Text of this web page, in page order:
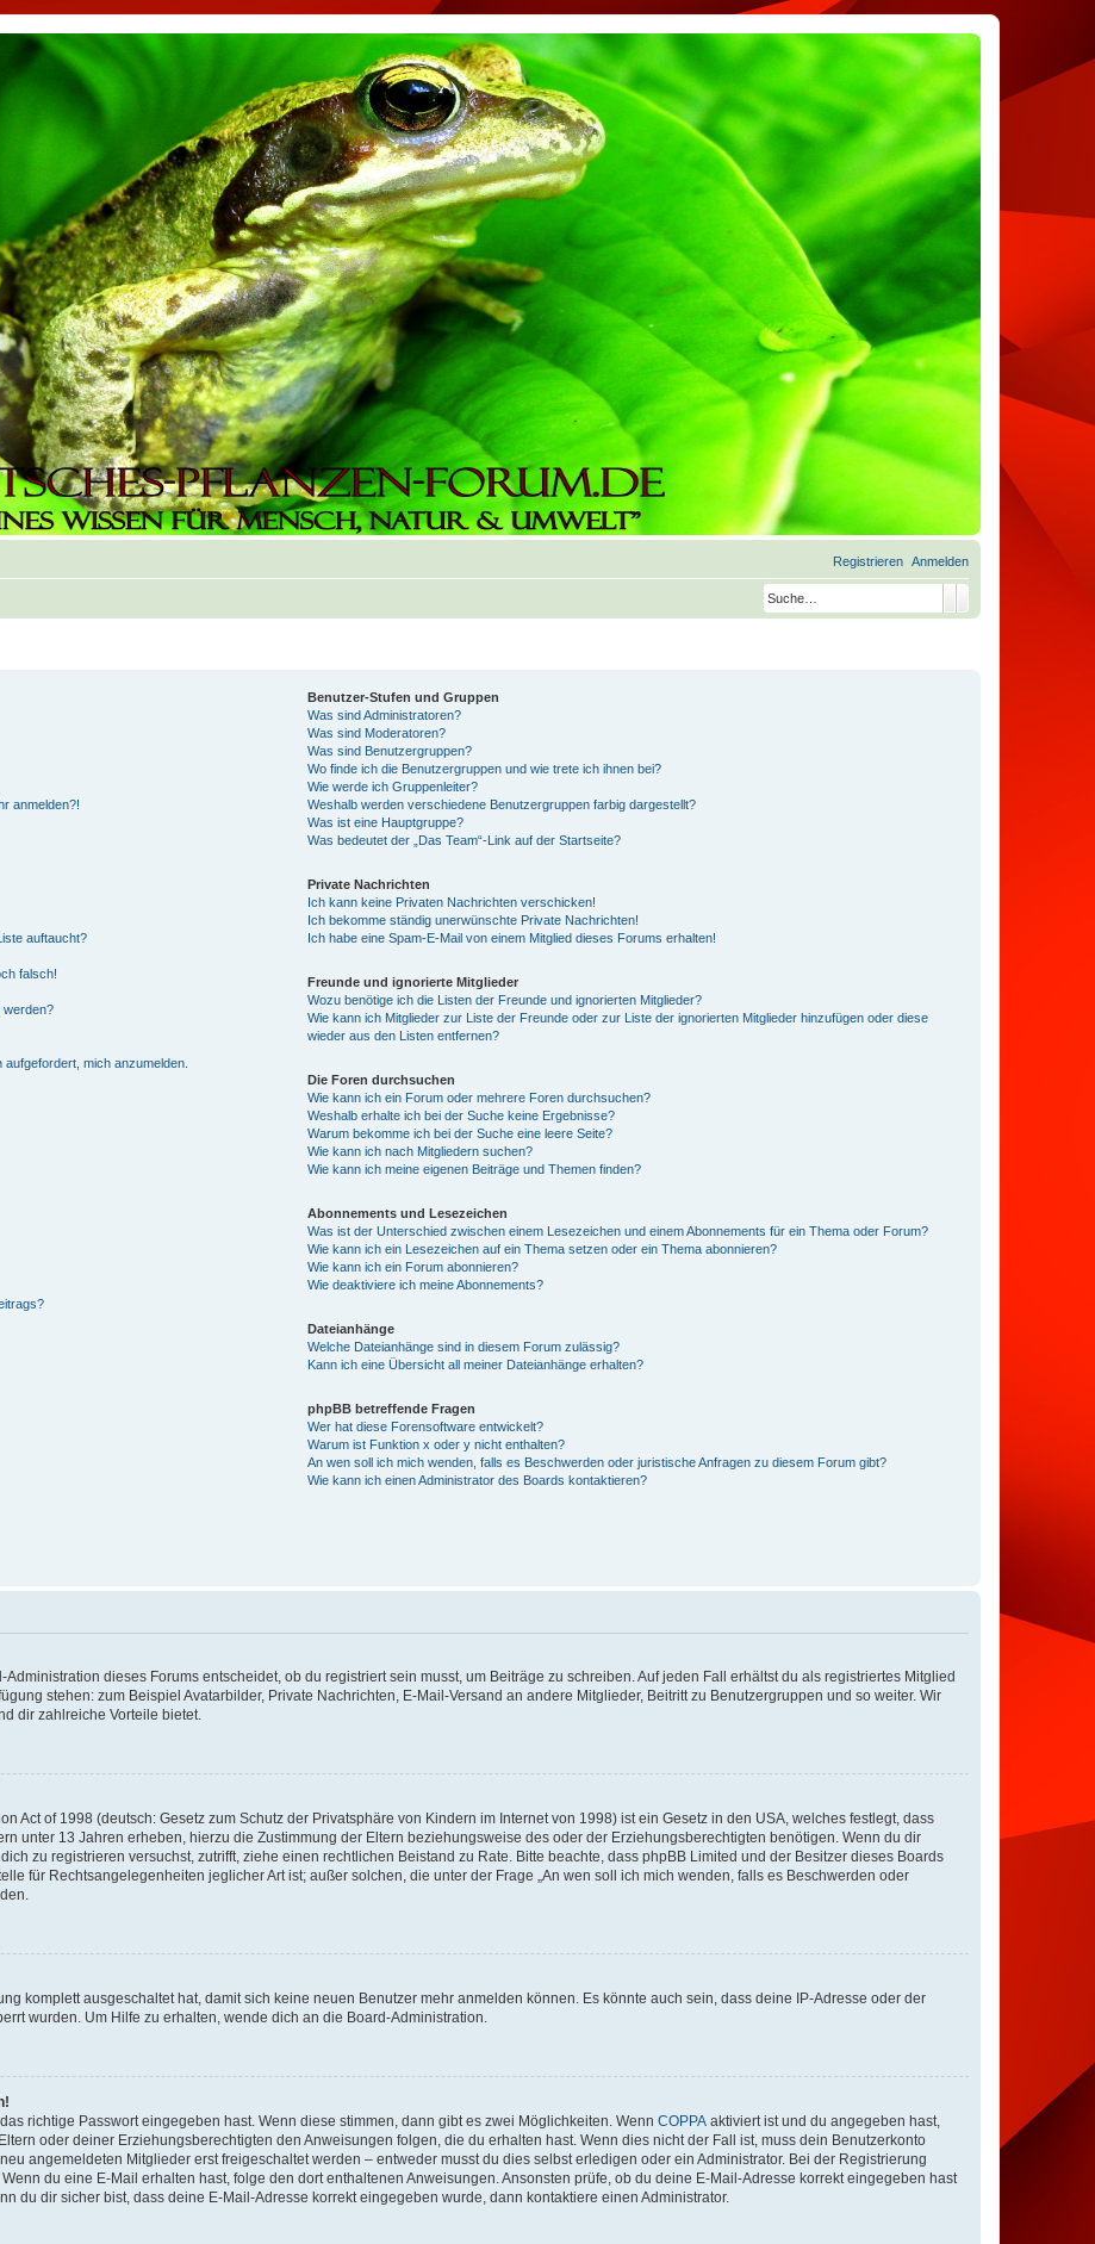
Anmelden
Registrieren
anmelden?!
auftaucht?
falsch!
werden?
mich anzumelden.
Benutzer-Stufen und Gruppen
Was sind Administratoren?
Was sind Moderatoren?
Was sind Benutzergruppen?
Wo finde ich die Benutzergruppen und wie trete ich ihnen bei?
Wie werde ich Gruppenleiter?
Weshalb werden verschiedene Benutzergruppen farbig dargestellt?
Was ist eine Hauptgruppe?
Was bedeutet der „Das Team“-Link auf der Startseite?
Private Nachrichten
Ich kann keine Privaten Nachrichten verschicken!
Ich bekomme ständig unerwünschte Private Nachrichten!
Ich habe eine Spam-E-Mail von einem Mitglied dieses Forums erhalten!
Freunde und ignorierte Mitglieder
Wozu benötige ich die Listen der Freunde und ignorierten Mitglieder?
Wie kann ich Mitglieder zur Liste der Freunde oder zur Liste der ignorierten Mitglieder hinzufügen oder diese
wieder aus den Listen entfernen?
Die Foren durchsuchen
Wie kann ich ein Forum oder mehrere Foren durchsuchen?
Weshalb erhalte ich bei der Suche keine Ergebnisse?
Warum bekomme ich bei der Suche eine leere Seite?
Wie kann ich nach Mitgliedern suchen?
Wie kann ich meine eigenen Beiträge und Themen finden?
Abonnements und Lesezeichen
Was ist der Unterschied zwischen einem Lesezeichen und einem Abonnements für ein Thema oder Forum?
Wie kann ich ein Lesezeichen auf ein Thema setzen oder ein Thema abonnieren?
Wie kann ich ein Forum abonnieren?
Wie deaktiviere ich meine Abonnements?
Dateianhänge
Welche Dateianhänge sind in diesem Forum zulässig?
Kann ich eine Übersicht all meiner Dateianhänge erhalten?
phpBB betreffende Fragen
Wer hat diese Forensoftware entwickelt?
Warum ist Funktion x oder y nicht enthalten?
An wen soll ich mich wenden, falls es Beschwerden oder juristische Anfragen zu diesem Forum gibt?
Wie kann ich einen Administrator des Boards kontaktieren?
dieses Forums entscheidet, ob du registriert sein musst, um Beiträge zu schreiben. Auf jeden Fall erhältst du als registriertes Mitglied
stehen: zum Beispiel Avatarbilder, Private Nachrichten, E-Mail-Versand an andere Mitglieder, Beitritt zu Benutzergruppen und so weiter. Wir
dir zahlreiche Vorteile bietet.
Act of 1998 (deutsch: Gesetz zum Schutz der Privatsphäre von Kindern im Internet von 1998) ist ein Gesetz in den USA, welches festlegt, dass
unter 13 Jahren erheben, hierzu die Zustimmung der Eltern beziehungsweise des oder der Erziehungsberechtigten benötigen. Wenn du dir
zu registrieren versuchst, zutrifft, ziehe einen rechtlichen Beistand zu Rate. Bitte beachte, dass phpBB Limited und der Besitzer dieses Boards
für Rechtsangelegenheiten jeglicher Art ist; außer solchen, die unter der Frage „An wen soll ich mich wenden, falls es Beschwerden oder
komplett ausgeschaltet hat, damit sich keine neuen Benutzer mehr anmelden können. Es könnte auch sein, dass deine IP-Adresse oder der
wurden. Um Hilfe zu erhalten, wende dich an die Board-Administration.
richtige Passwort eingegeben hast. Wenn diese stimmen, dann gibt es zwei Möglichkeiten. Wenn COPPA aktiviert ist und du angegeben hast,
oder deiner Erziehungsberechtigten den Anweisungen folgen, die du erhalten hast. Wenn dies nicht der Fall ist, muss dein Benutzerkonto
angemeldeten Mitglieder erst freigeschaltet werden – entweder musst du dies selbst erledigen oder ein Administrator. Bei der Registrierung
du eine E-Mail erhalten hast, folge den dort enthaltenen Anweisungen. Ansonsten prüfe, ob du deine E-Mail-Adresse korrekt eingegeben hast
du dir sicher bist, dass deine E-Mail-Adresse korrekt eingegeben wurde, dann kontaktiere einen Administrator.